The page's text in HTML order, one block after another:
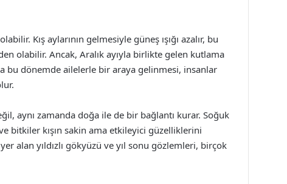
Kış aylarının gelmesiyle güneş ışığı azalır, bu
olabilir. Ancak, Aralık ayıyla birlikte gelen kutlama
bu dönemde ailelerle bir araya gelinmesi, insanlar
aynı zamanda doğa ile de bir bağlantı kurar. Soğuk
bitkiler kışın sakin ama etkileyici güzelliklerini
alan yıldızlı gökyüzü ve yıl sonu gözlemleri, birçok